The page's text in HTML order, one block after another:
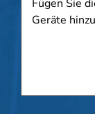
Sie
die
hinzu,